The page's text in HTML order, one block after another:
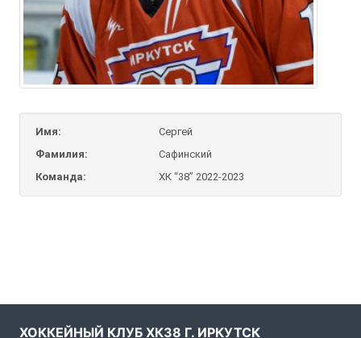
Имя:
Сергей
Фамилия:
Сафинский
Команда:
ХК “38” 2022-2023
ХОККЕЙНЫЙ КЛУБ ХК38 Г. ИРКУТСК